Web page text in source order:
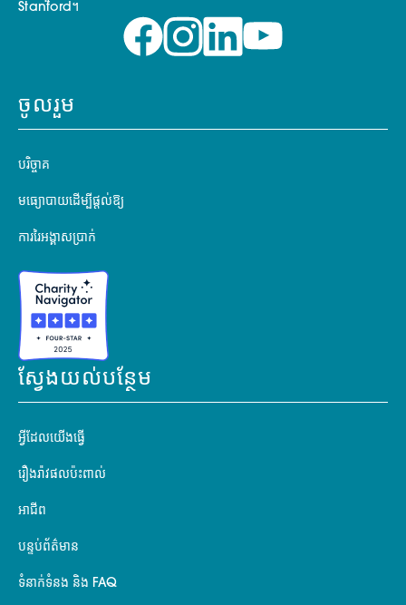
Stanford។
ចូលរួម
បរិច្ចាគ
មធ្យោបាយដើម្បីផ្តល់ឱ្យ
ការរៃអង្គាសប្រាក់
ស្វែងយល់បន្ថែម
អ្វីដែលយើងធ្វើ
រឿងរ៉ាវផលប៉ះពាល់
អាជីព
បន្ទប់ព័ត៌មាន
ទំនាក់ទំនង និង FAQ